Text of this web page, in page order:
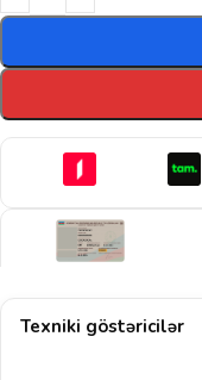
Texniki göstəricilər